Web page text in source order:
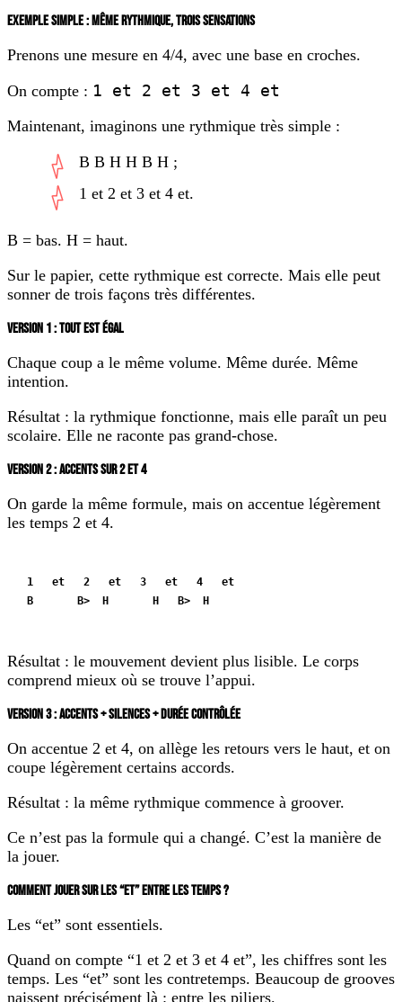
EXEMPLE SIMPLE : MÊME RYTHMIQUE, TROIS SENSATIONS
Prenons une mesure en 4/4, avec une base en croches.
On compte : 1 et 2 et 3 et 4 et
Maintenant, imaginons une rythmique très simple :
B B H H B H ;
1 et 2 et 3 et 4 et.
B = bas. H = haut.
Sur le papier, cette rythmique est correcte. Mais elle peut
sonner de trois façons très différentes.
VERSION 1 : TOUT EST ÉGAL
Chaque coup a le même volume. Même durée. Même
intention.
Résultat : la rythmique fonctionne, mais elle paraît un peu
scolaire. Elle ne raconte pas grand-chose.
VERSION 2 : ACCENTS SUR 2 ET 4
On garde la même formule, mais on accentue légèrement
les temps 2 et 4.
1   et   2   et   3   et   4   et
B       B>  H       H   B>  H
Résultat : le mouvement devient plus lisible. Le corps
comprend mieux où se trouve l’appui.
VERSION 3 : ACCENTS + SILENCES + DURÉE CONTRÔLÉE
On accentue 2 et 4, on allège les retours vers le haut, et on
coupe légèrement certains accords.
Résultat : la même rythmique commence à groover.
Ce n’est pas la formule qui a changé. C’est la manière de
la jouer.
COMMENT JOUER SUR LES “ET” ENTRE LES TEMPS ?
Les “et” sont essentiels.
Quand on compte “1 et 2 et 3 et 4 et”, les chiffres sont les
temps. Les “et” sont les contretemps. Beaucoup de grooves
naissent précisément là : entre les piliers.